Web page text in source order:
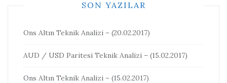
SON YAZILAR
Ons Altın Teknik Analizi – (20.02.2017)
AUD / USD Paritesi Teknik Analizi – (15.02.2017)
Ons Altın Teknik Analizi – (15.02.2017)